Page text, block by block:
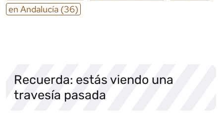
en Andalucía (36)
Recuerda: estás viendo una
travesía pasada